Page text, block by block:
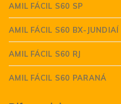
AMIL FÁCIL S60 SP
AMIL FÁCIL S60 BX-JUNDIAÍ
AMIL FÁCIL S60 RJ
AMIL FÁCIL S60 PARANÁ